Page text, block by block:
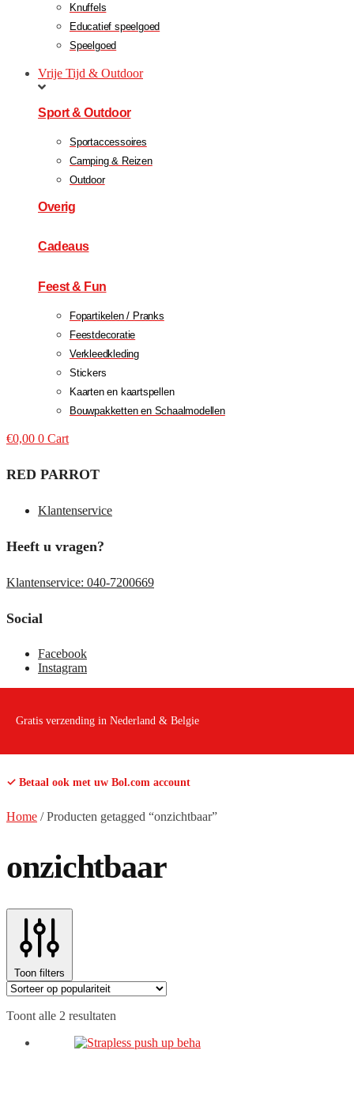
Knuffels
Educatief speelgoed
Speelgoed
Vrije Tijd & Outdoor
Sport & Outdoor
Sportaccessoires
Camping & Reizen
Outdoor
Overig
Cadeaus
Feest & Fun
Fopartikelen / Pranks
Feestdecoratie
Verkleedkleding
Stickers
Kaarten en kaartspellen
Bouwpakketten en Schaalmodellen
€0,00 0 Cart
RED PARROT
Klantenservice
Heeft u vragen?
Klantenservice: 040-7200669
Social
Facebook
Instagram
Gratis verzending in Nederland & Belgie
✓ Betaal ook met uw Bol.com account
Home /Producten getagged “onzichtbaar”
onzichtbaar
Toon filters
Toont alle 2 resultaten
populariteit